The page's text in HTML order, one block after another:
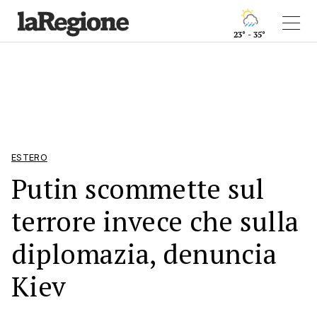
23° - 35°
ESTERO
Putin scommette sul
terrore invece che sulla
diplomazia, denuncia
Kiev